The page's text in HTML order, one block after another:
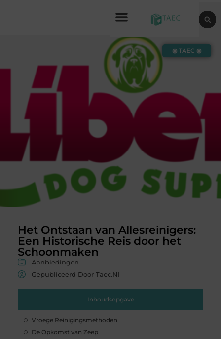
Het Ontstaan van Allesreinigers:
Een Historische Reis door het
Schoonmaken
Aanbiedingen
Gepubliceerd Door Taec.nl
Inhoudsopgave
Vroege Reinigingsmethoden
De Opkomst van Zeep
◉ TAEC ◉